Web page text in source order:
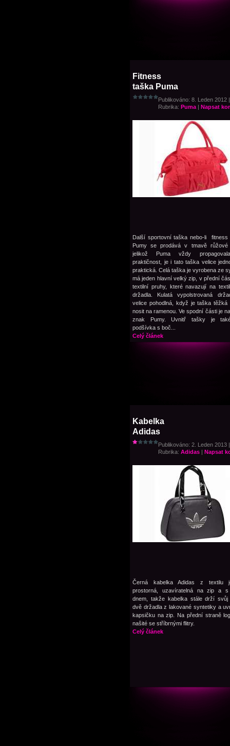
Fitness
taška Puma
Publikováno: 8. Leden 2012
Rubrika: Puma | Napsat
Další sportovní taška nebo-li fitness
Pumy se prodává v tmavě
jelikož Puma vždy
praktičnost, je i tato taška velice
praktická. Celá taška je vyrobena ze
má jeden hlavní velký zip, v přední
textilní pruhy, které navazují na
držadla. Kulatá vypolstrovaná
velice pohodlná, když je taška těžká
nosit na ramenou. Ve spodní části je
znak Pumy. Uvnitř tašky je
podšívka s boč...
Celý článek
Kabelka
Adidas
Publikováno: 2. Leden 2013
Rubrika: Adidas | Napsat
Černá kabelka Adidas z textilu
prostorná, uzavíratelná na zip a s
dnem, takže kabelka stále drží svůj
dvě držadla z lakované syntetiky a
kapsičku na zip. Na přední straně
našité se stříbrnými flitry.
Celý článek